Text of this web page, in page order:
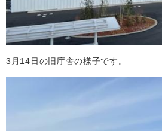
3月14日の旧庁舎の様子です。